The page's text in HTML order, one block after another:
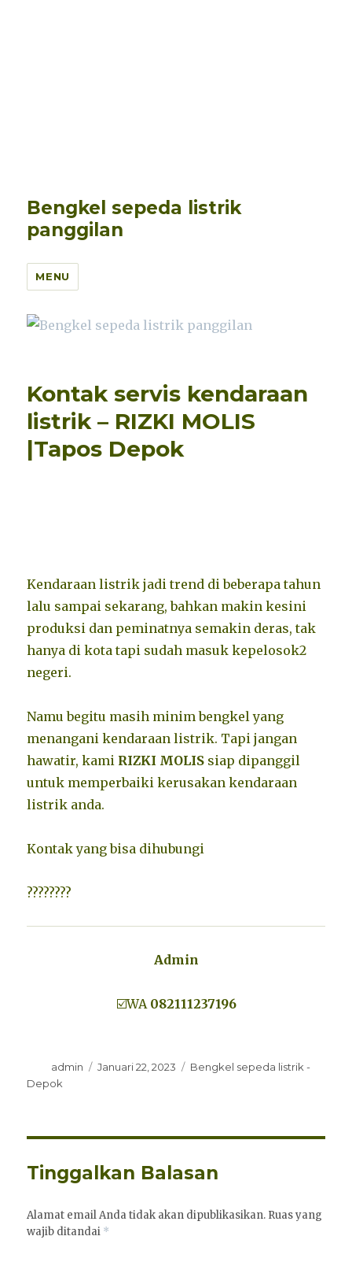
Bengkel sepeda listrik
panggilan
MENU
Kontak servis kendaraan
listrik – RIZKI MOLIS
|Tapos Depok
Kendaraan listrik jadi trend di beberapa tahun
lalu sampai sekarang, bahkan makin kesini
produksi dan peminatnya semakin deras, tak
hanya di kota tapi sudah masuk kepelosok2
negeri.
Namu begitu masih minim bengkel yang
menangani kendaraan listrik. Tapi jangan
hawatir, kami RIZKI MOLIS siap dipanggil
untuk memperbaiki kerusakan kendaraan
listrik anda.
Kontak yang bisa dihubungi
????????
Admin
☑️WA 082111237196
Penulis
admin
Diposkan
Januari 22, 2023 Kategori
Bengkel sepeda listrik -
Depok
Tinggalkan Balasan
Alamat email Anda tidak akan dipublikasikan. Ruas yang
wajib ditandai *